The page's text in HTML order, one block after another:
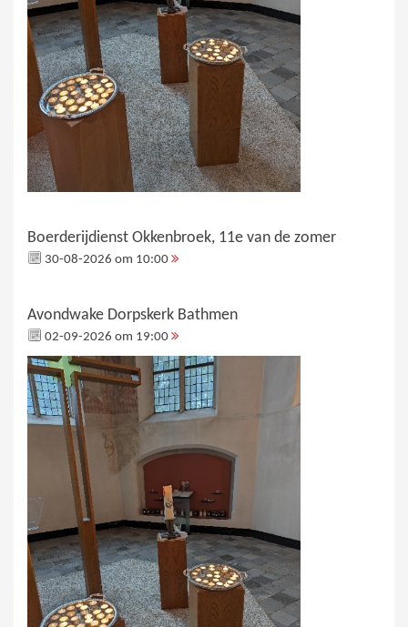
Boerderijdienst Okkenbroek, 11e van de zomer
30-08-2026 om 10:00
Avondwake Dorpskerk Bathmen
02-09-2026 om 19:00